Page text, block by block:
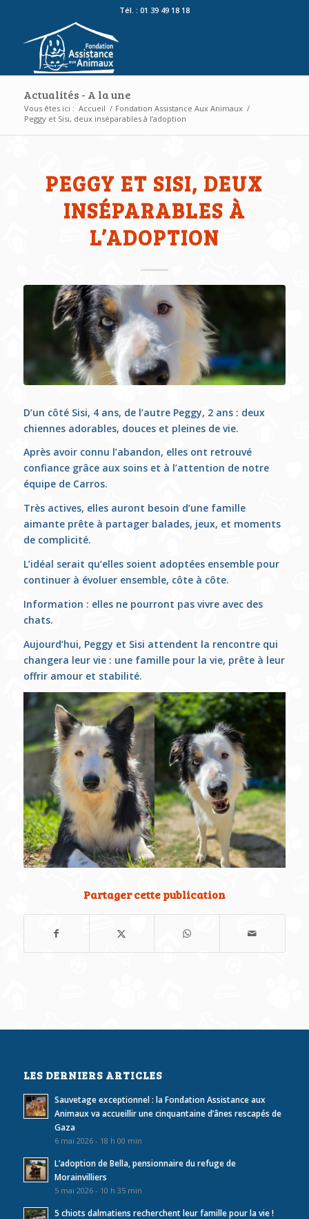
Tél. : 01 39 49 18 18
Actualités - A la une
Vous êtes ici : Accueil / Fondation Assistance Aux Animaux /
Peggy et Sisi, deux inséparables à l’adoption
PEGGY ET SISI, DEUX
INSÉPARABLES À
L’ADOPTION
D’un côté Sisi, 4 ans, de l’autre Peggy, 2 ans : deux
chiennes adorables, douces et pleines de vie.
Après avoir connu l’abandon, elles ont retrouvé
confiance grâce aux soins et à l’attention de notre
équipe de Carros.
Très actives, elles auront besoin d’une famille
aimante prête à partager balades, jeux, et moments
de complicité.
L’idéal serait qu’elles soient adoptées ensemble pour
continuer à évoluer ensemble, côte à côte.
Information : elles ne pourront pas vivre avec des
chats.
Aujourd’hui, Peggy et Sisi attendent la rencontre qui
changera leur vie : une famille pour la vie, prête à leur
offrir amour et stabilité.
Partager cette publication
LES DERNIERS ARTICLES
Sauvetage exceptionnel : la Fondation Assistance aux
Animaux va accueillir une cinquantaine d’ânes rescapés de
Gaza
6 mai 2026 - 18 h 00 min
L’adoption de Bella, pensionnaire du refuge de
Morainvilliers
5 mai 2026 - 10 h 35 min
5 chiots dalmatiens recherchent leur famille pour la vie !